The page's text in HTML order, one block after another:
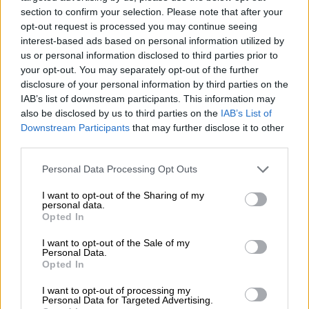
section to confirm your selection. Please note that after your
opt-out request is processed you may continue seeing
interest-based ads based on personal information utilized by
us or personal information disclosed to third parties prior to
your opt-out. You may separately opt-out of the further
disclosure of your personal information by third parties on the
IAB’s list of downstream participants. This information may
also be disclosed by us to third parties on the IAB’s List of
Downstream Participants that may further disclose it to other
Please note that this website/app uses one or more Google
not limited to your visit or usage behaviour. You may click to
grant or deny consent to Google and its third-party tags to
use your data for below specified purposes in below Google
consent section.
Personal Data Processing Opt Outs
I want to opt-out of the Sharing of my
personal data.
Opted In
I want to opt-out of the Sale of my
Personal Data.
Opted In
I want to opt-out of processing my
Personal Data for Targeted Advertising.
Η διαδικασία που ακολουθήθηκε για τον
εντοπισμό του κυκλώματος σχετίζεται με
την υποχρεωτική εκτέλεση γνωματεύσεων
μεχρήση κωδικού OTP (One Time Password)
για σειρά παροχών υγείας και υπηρεσιών,
μεταξύ των οποίων και οιφυσικοθεραπείες
οποίος αποστέλλεται στοκινητό τηλέφωνο
του δικαιούχου, αποσκοπεί στην
επιβεβαίωση της φυσικής παρουσίας του
ασφαλισμένου κατά τη λήψη της υπηρεσίας ή
του υγειονομικού υλικού, ενισχύοντας
ουσιαστικά τους μηχανισμούς ελέγχου και
εικονικών εκτελέσεων.